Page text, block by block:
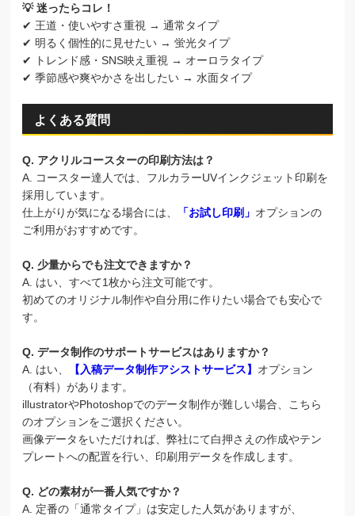
💡 迷ったらコレ！
✔ 王道・使いやすさ重視 → 通常タイプ
✔ 明るく個性的に見せたい → 蛍光タイプ
✔ トレンド感・SNS映え重視 → オーロラタイプ
✔ 季節感や爽やかさを出したい → 水面タイプ
よくある質問
Q. アクリルコースターの印刷方法は？
A. コースター達人では、フルカラーUVインクジェット印刷を
採用しています。
仕上がりが気になる場合には、
「お試し印刷」 オプションの
ご利用がおすすめです。
Q. 少量からでも注文できますか？
A. はい、すべて1枚から注文可能です。
初めてのオリジナル制作や自分用に作りたい場合でも安心で
す。
Q. データ制作のサポートサービスはありますか？
A. はい、
【入稿データ制作アシストサービス】 オプション
（有料）があります。
illustratorやPhotoshopでのデータ制作が難しい場合、こちら
のオプションをご選択ください。
画像データをいただければ、弊社にて白押さえの作成やテン
プレートへの配置を行い、印刷用データを作成します。
Q. どの素材が一番人気ですか？
A. 定番の「通常タイプ」は安定した人気がありますが、